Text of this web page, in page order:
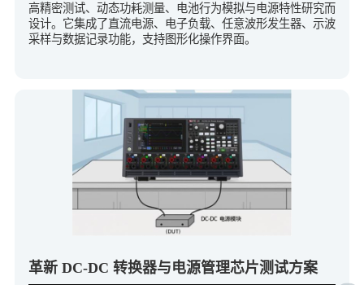
高精密测试、动态功耗测量、电池行为模拟与电源特性研究而
设计。它集成了直流电源、电子负载、任意波形发生器、示波
采样与数据记录功能，支持图形化操作界面。
革新 DC-DC 转换器与电源管理芯片测试方案